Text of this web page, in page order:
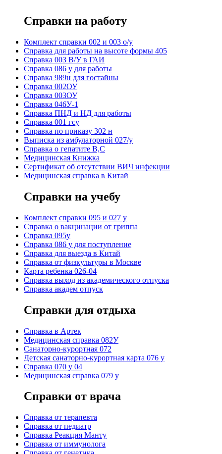
Справки на работу
Комплект справки 002 и 003 о/у
Справка для работы на высоте формы 405
Справка 003 В/У в ГАИ
Справка 086 у для работы
Справка 989н для гостайны
Справка 002ОУ
Справка 003ОУ
Справка 046У-1
Справка ПНД и НД для работы
Справка 001 гсу
Справка по приказу 302 н
Выписка из амбулаторной 027/у
Справка о гепатите B,C
Медицинская Книжка
Сертификат об отсутствии ВИЧ инфекции
Медицинская справка в Китай
Справки на учебу
Комплект справки 095 и 027 у
Справка о вакцинации от гриппа
Справка 095у
Справка 086 у для поступление
Справка для выезда в Китай
Справка от физкультуры в Москве
Карта ребенка 026-04
Справка выход из академического отпуска
Справка академ отпуск
Справки для отдыха
Cправка в Артек
Медицинская справка 082У
Санаторно-курортная 072
Детская санаторно-курортная карта 076 у
Справка 070 у 04
Медицинская справка 079 у
Справки от врача
Справка от терапевта
Справка от педиатр
Cправка Реакция Манту
Cправка от иммунолога